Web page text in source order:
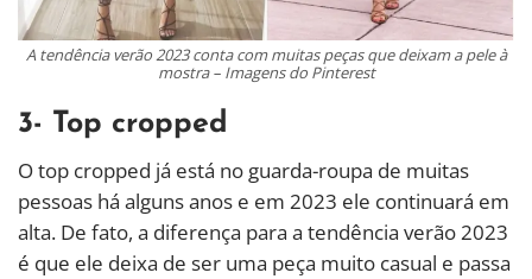
A tendência verão 2023 conta com muitas peças que deixam a pele à
mostra – Imagens do Pinterest
3- Top cropped
O top cropped já está no guarda-roupa de muitas
pessoas há alguns anos e em 2023 ele continuará em
alta. De fato, a diferença para a tendência verão 2023
é que ele deixa de ser uma peça muito casual e passa